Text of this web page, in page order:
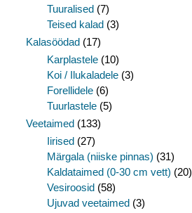
Tuuralised (7)
Teised kalad (3)
Kalasöödad (17)
Karplastele (10)
Koi / Ilukaladele (3)
Forellidele (6)
Tuurlastele (5)
Veetaimed (133)
Iirised (27)
Märgala (niiske pinnas) (31)
Kaldataimed (0-30 cm vett) (20)
Vesiroosid (58)
Ujuvad veetaimed (3)